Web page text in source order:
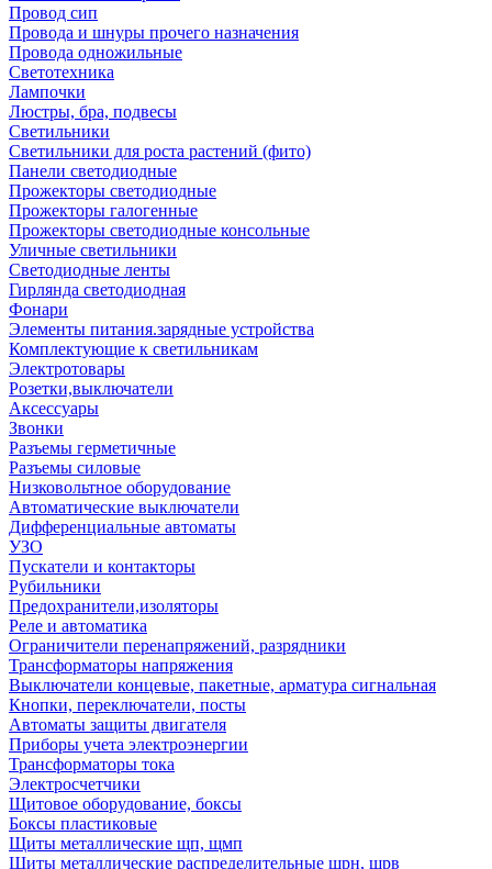
Провод сип
Провода и шнуры прочего назначения
Провода одножильные
Светотехника
Лампочки
Люстры, бра, подвесы
Светильники
Светильники для роста растений (фито)
Панели светодиодные
Прожекторы светодиодные
Прожекторы галогенные
Прожекторы светодиодные консольные
Уличные светильники
Светодиодные ленты
Гирлянда светодиодная
Фонари
Элементы питания.зарядные устройства
Комплектующие к светильникам
Электротовары
Розетки,выключатели
Аксессуары
Звонки
Разъемы герметичные
Разъемы силовые
Низковольтное оборудование
Автоматические выключатели
Дифференциальные автоматы
УЗО
Пускатели и контакторы
Рубильники
Предохранители,изоляторы
Реле и автоматика
Ограничители перенапряжений, разрядники
Трансформаторы напряжения
Выключатели концевые, пакетные, арматура сигнальная
Кнопки, переключатели, посты
Автоматы защиты двигателя
Приборы учета электроэнергии
Трансформаторы тока
Электросчетчики
Щитовое оборудование, боксы
Боксы пластиковые
Щиты металлические щп, щмп
Щиты металлические распределительные щрн, щрв